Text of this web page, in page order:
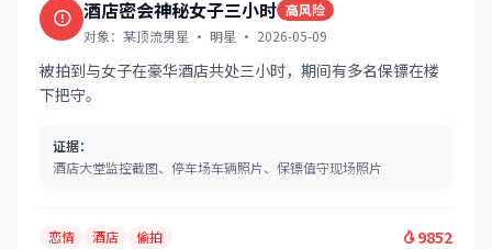
酒店密会神秘女子三小时 高风险
对象：某顶流男星 · 明星 · 2026-05-09
被拍到与女子在豪华酒店共处三小时，期间有多名保镖在楼
下把守。
证据：
酒店大堂监控截图、停车场车辆照片、保镖值守现场照片
恋情 酒店 偷拍 9852